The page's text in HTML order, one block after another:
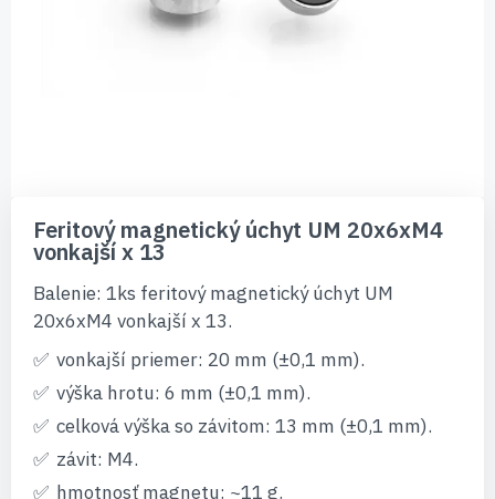
začiatok
galérie
Feritový magnetický úchyt UM 20x6xM4
vonkajší x 13
Balenie: 1ks feritový magnetický úchyt UM
20x6xM4 vonkajší x 13.
vonkajší priemer: 20 mm (±0,1 mm).
výška hrotu: 6 mm (±0,1 mm).
celková výška so závitom: 13 mm (±0,1 mm).
závit: M4.
hmotnosť magnetu: ~11 g.